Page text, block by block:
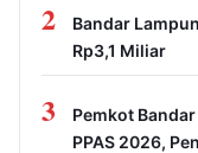
2
Bandar
Rp3,1 Miliar
3
Pemkot
PPAS 2026,